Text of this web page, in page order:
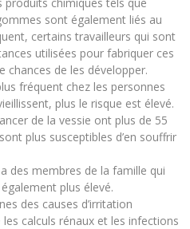
sont également liés au
certains travailleurs qui sont
utilisées pour fabriquer ces
chances de les développer.
fréquent chez les personnes
plus le risque est élevé.
de la vessie ont plus de 55
plus susceptibles d’en souffrir
des membres de la famille qui
plus élevé.
des causes d’irritation
calculs rénaux et les infections